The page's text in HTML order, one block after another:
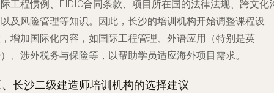
工程惯例、FIDIC合同条款、项目所在国的法律法规、跨文化
及风险管理等知识。因此，长沙的培训机构开始调整课程设
增加国际化内容，如国际工程管理、外语应用（特别是英
、涉外税务与保险等，以帮助学员适应海外项目需求。
长沙二级建造师培训机构的选择建议